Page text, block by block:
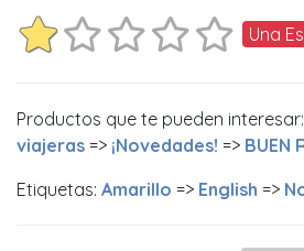
Una
Productos que te pueden interesar:
viajeras => ¡Novedades! => BUEN
Etiquetas: Amarillo => English =>